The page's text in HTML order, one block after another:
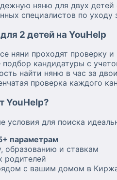
няню для двух
специалистов по уходу
2 детей на YouHelp
няни проходят проверку
подбор кандидатуры с
найти няню в час за
проверка каждого
YouHelp?
условия для поиска
параметрам
образованию и ставкам
родителей
с вашим домом в